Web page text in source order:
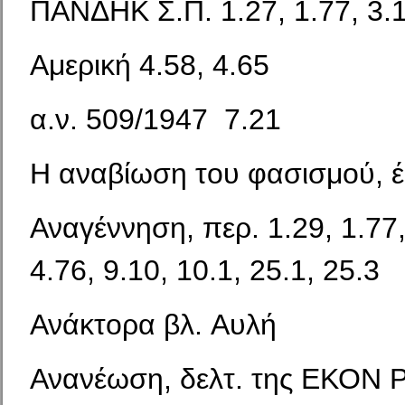
ΠΑΝΔΗΚ Σ.Π. 1.27, 1.77,
Αμερική 4.58, 4.65
α.ν. 509/1947 7.21
Η αναβίωση του φασισμού,
Αναγέννηση, περ. 1.29,
4.76, 9.10, 10.1, 25.1, 25.3
Ανάκτορα βλ. Αυλή
Ανανέωση, δελτ. της ΕΚΟΝ